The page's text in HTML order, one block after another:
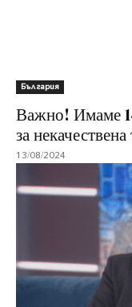
България
Важно! Имаме
за
13/08/2024